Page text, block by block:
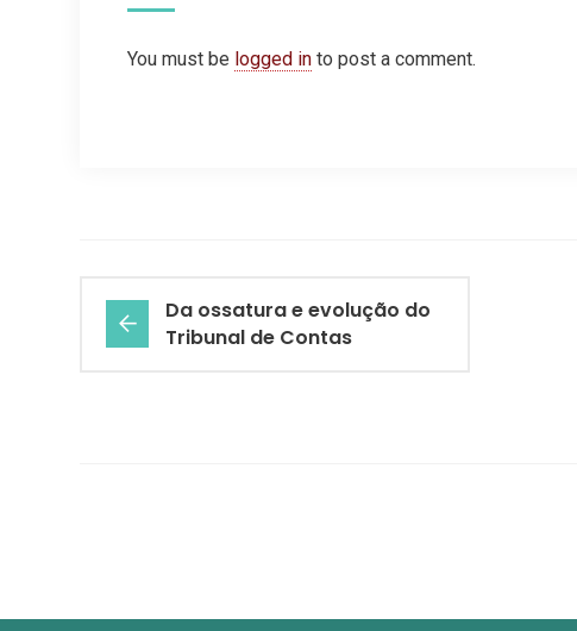
You must be logged in to post a comment.
Da ossatura e evolução do
Tribunal de Contas